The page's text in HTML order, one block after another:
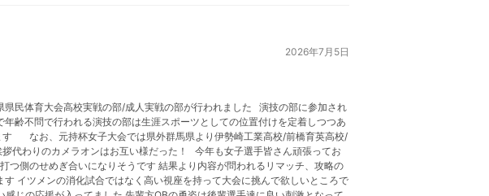
2026年7月5日
民体育大会高校実戦の部/成人実戦の部が行われました 演技の部に参加され
齢不問で行われる演技の部は生涯スポーツとしての位置付けを定着しつつあ
す なお、元持杯女子大会では県外群馬県より伊勢崎工業高校/前橋育英高校/
代わりのカメラオンはお互い様だった！ 今年も女子選手皆さん頑張ってお
側のせめぎ合いになりそうです 結果より内容が問われるリマッチ、攻略の
イツメンの消化試合ではなく高い視座を持って大会に挑んで欲しいところで